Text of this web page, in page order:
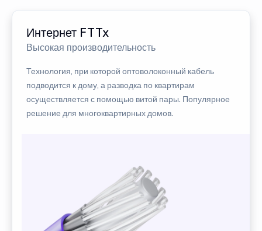
Интернет FTTx
Высокая производительность
Технология, при которой оптоволоконный кабель
подводится к дому, а разводка по квартирам
осуществляется с помощью витой пары. Популярное
решение для многоквартирных домов.